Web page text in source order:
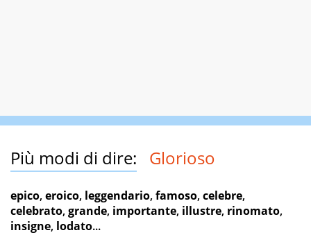
Più modi di dire: Glorioso
epico,eroico, leggendario,famoso,celebre,
celebrato,grande, importante, illustre, rinomato,
insigne, lodato...